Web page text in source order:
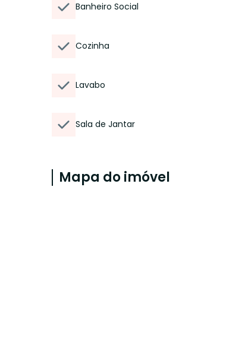
Banheiro Social
Cozinha
Lavabo
Sala de Jantar
Mapa do imóvel